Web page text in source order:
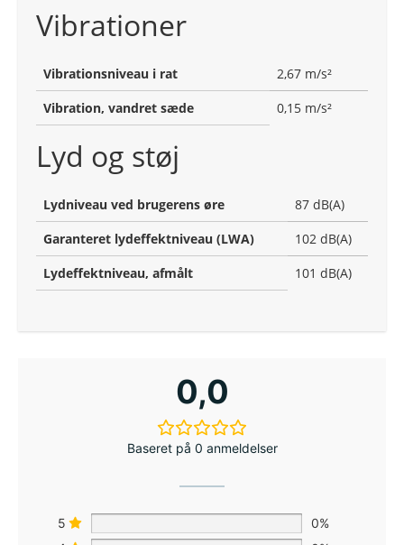
Vibrationer
Vibrationsniveau i rat
2,67 m/s²
Vibration, vandret sæde
0,15 m/s²
Lyd og støj
Lydniveau ved brugerens øre
87 dB(A)
Garanteret lydeffektniveau (LWA)
102 dB(A)
Lydeffektniveau, afmålt
101 dB(A)
0,0
Baseret på 0 anmeldelser
5
0%